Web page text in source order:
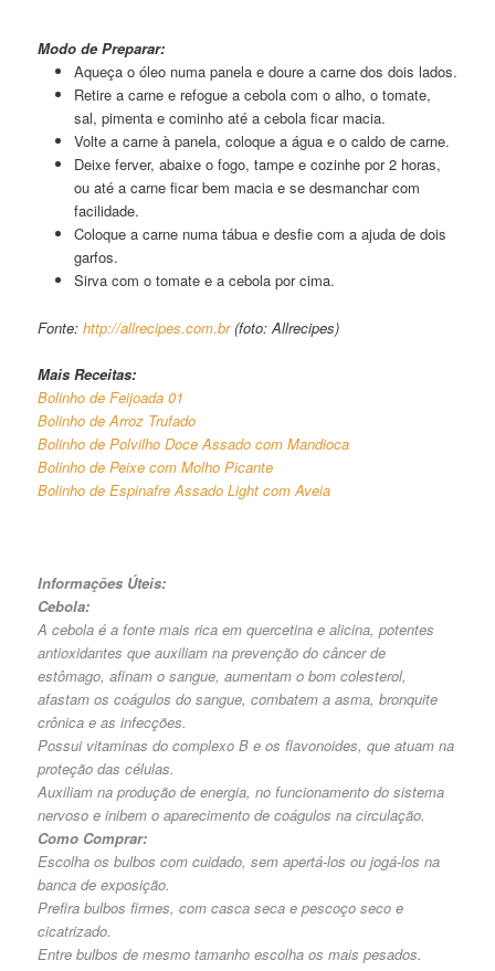
Modo de Preparar:
Aqueça o óleo numa panela e doure a carne dos dois lados.
Retire a carne e refogue a cebola com o alho, o tomate,
sal, pimenta e cominho até a cebola ficar macia.
Volte a carne à panela, coloque a água e o caldo de carne.
Deixe ferver, abaixe o fogo, tampe e cozinhe por 2 horas,
ou até a carne ficar bem macia e se desmanchar com
facilidade.
Coloque a carne numa tábua e desfie com a ajuda de dois
garfos.
Sirva com o tomate e a cebola por cima.
Fonte:http://allrecipes.com.br(foto: Allrecipes)
Mais Receitas:
Bolinho de Feijoada 01
Bolinho de Arroz Trufado
Bolinho de Polvilho Doce Assado com Mandioca
Bolinho de Peixe com Molho Picante
Bolinho de Espinafre Assado Light com Aveia
Informações Úteis:
Cebola:
A cebola é a fonte mais rica em quercetina e alicina, potentes
antioxidantes que auxiliam na prevenção do câncer de
estômago, afinam o sangue, aumentam o bom colesterol,
afastam os coágulos do sangue, combatem a asma, bronquite
crônica e as infecções.
Possui vitaminas do complexo B e os flavonoides, que atuam na
proteção das células.
Auxiliam na produção de energia, no funcionamento do sistema
nervoso e inibem o aparecimento de coágulos na circulação.
Como Comprar:
Escolha os bulbos com cuidado, sem apertá-los ou jogá-los na
banca de exposição.
Prefira bulbos firmes, com casca seca e pescoço seco e
cicatrizado.
Entre bulbos de mesmo tamanho escolha os mais pesados.